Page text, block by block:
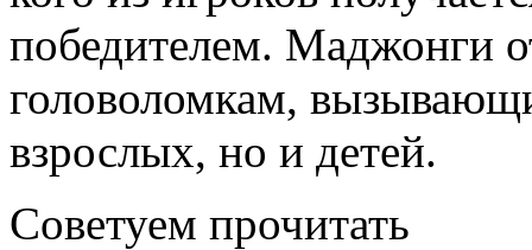
победителем. Маджонги
головоломкам,
взрослых, но и детей.
Советуем прочитать